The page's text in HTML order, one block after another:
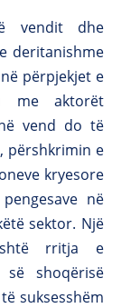
vendit dhe
deritanishme
përpjekjet e
me aktorët
vend do të
përshkrimin e
kryesore
në
sektor. Një
rritja e
së shoqërisë
suksesshëm